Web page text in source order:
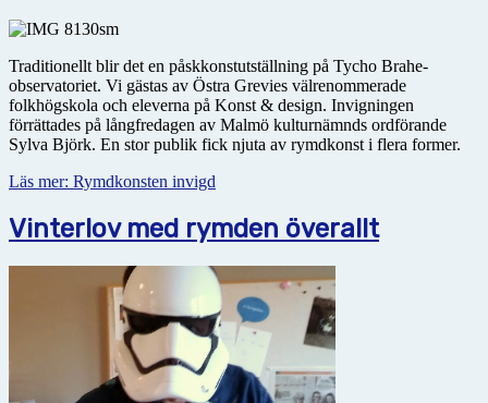
Traditionellt blir det en påskkonstutställning på Tycho Brahe-
observatoriet. Vi gästas av Östra Grevies välrenommerade
folkhögskola och eleverna på Konst & design. Invigningen
förrättades på långfredagen av Malmö kulturnämnds ordförande
Sylva Björk. En stor publik fick njuta av rymdkonst i flera former.
Läs mer: Rymdkonsten invigd
Vinterlov med rymden överallt